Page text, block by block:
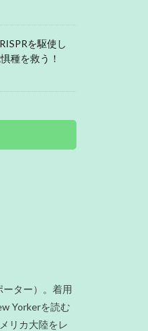
を駆使し
種を救う！
ター）。着用
Yorkerを読む
リカ大陸をレ